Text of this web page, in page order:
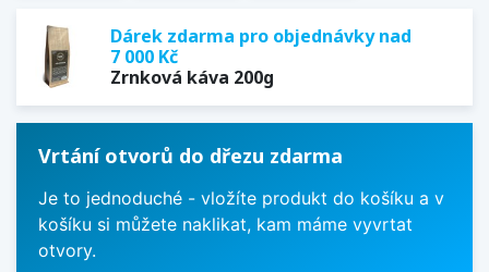
Dárek zdarma pro objednávky nad
7 000 Kč
Zrnková káva 200g
Vrtání otvorů do dřezu zdarma
Je to jednoduché - vložíte produkt do košíku a v
košíku si můžete naklikat, kam máme vyvrtat
otvory.